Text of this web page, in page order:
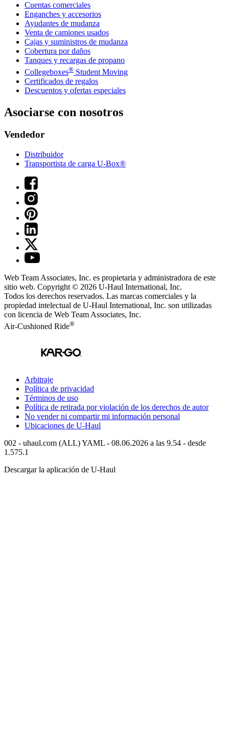
Cuentas comerciales
Enganches y accesorios
Ayudantes de mudanza
Venta de camiones usados
Cajas y suministros de mudanza
Cobertura por daños
Tanques y recargas de propano
Collegeboxes® Student Moving
Certificados de regalos
Descuentos y ofertas especiales
Asociarse con nosotros
Vendedor
Distribuidor
Transportista de carga U-Box®
Web Team Associates, Inc. es propietaria y administradora de este
sitio web. Copyright © 2026 U-Haul International, Inc.
Todos los derechos reservados. Las marcas comerciales y la
propiedad intelectual de U-Haul International, Inc. son utilizadas
con licencia de Web Team Associates, Inc.
Air-Cushioned Ride®
Arbitraje
Política de privacidad
Términos de uso
Política de retirada por violación de los derechos de autor
No vender ni compartir mi información personal
Ubicaciones de U-Haul
002 - uhaul.com (ALL) YAML - 08.06.2026 a las 9.54 - desde
1.575.1
Descargar la aplicación de U-Haul